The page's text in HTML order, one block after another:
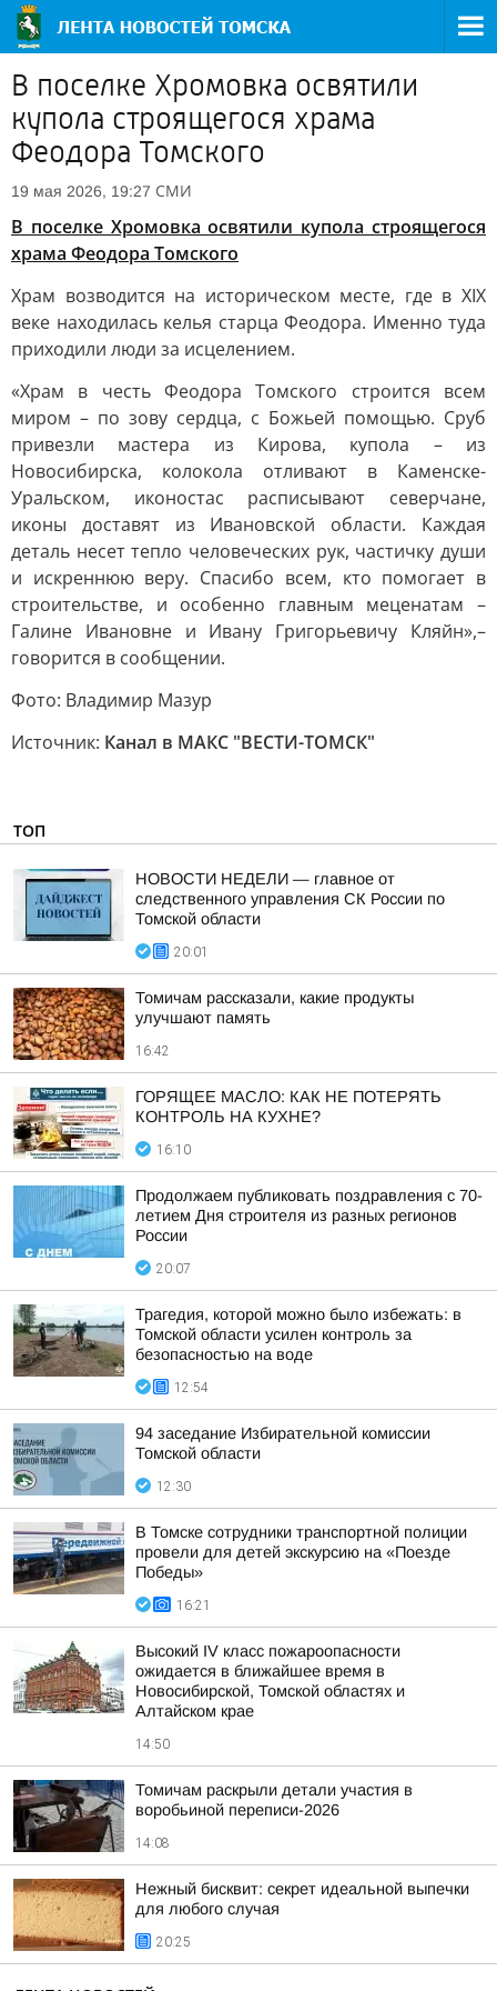
В поселке Хромовка освятили
купола строящегося храма
Феодора Томского
19 мая 2026, 19:27 СМИ
В поселке Хромовка освятили купола строящегося
храма Феодора Томского
Храм возводится на историческом месте, где в XIX
веке находилась келья старца Феодора. Именно туда
приходили люди за исцелением.
«Храм в честь Феодора Томского строится всем
миром – по зову сердца, с Божьей помощью. Сруб
привезли мастера из Кирова, купола – из
Новосибирска, колокола отливают в Каменске-
Уральском, иконостас расписывают северчане,
иконы доставят из Ивановской области. Каждая
деталь несет тепло человеческих рук, частичку души
и искреннюю веру. Спасибо всем, кто помогает в
строительстве, и особенно главным меценатам –
Галине Ивановне и Ивану Григорьевичу Кляйн»,–
говорится в сообщении.
Фото: Владимир Мазур
Источник: Канал в МАКС "ВЕСТИ-ТОМСК"
ТОП
НОВОСТИ НЕДЕЛИ — главное от
следственного управления СК России по
Томской области
20:01
Томичам рассказали, какие продукты
улучшают память
16:42
ГОРЯЩЕЕ МАСЛО: КАК НЕ ПОТЕРЯТЬ
КОНТРОЛЬ НА КУХНЕ?
16:10
Продолжаем публиковать поздравления с 70-
летием Дня строителя из разных регионов
России
20:07
Трагедия, которой можно было избежать: в
Томской области усилен контроль за
безопасностью на воде
12:54
94 заседание Избирательной комиссии
Томской области
12:30
В Томске сотрудники транспортной полиции
провели для детей экскурсию на «Поезде
Победы»
16:21
Высокий IV класс пожароопасности
ожидается в ближайшее время в
Новосибирской, Томской областях и
Алтайском крае
14:50
Томичам раскрыли детали участия в
воробьиной переписи-2026
14:08
Нежный бисквит: секрет идеальной выпечки
для любого случая
20:25